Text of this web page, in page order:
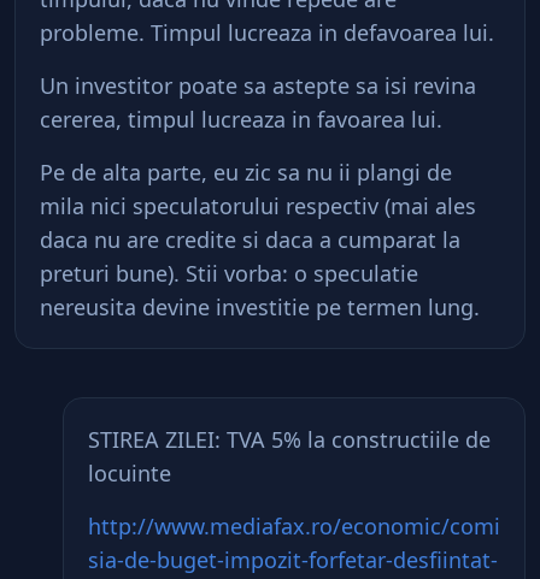
probleme. Timpul lucreaza in defavoarea lui.
Un investitor poate sa astepte sa isi revina
cererea, timpul lucreaza in favoarea lui.
Pe de alta parte, eu zic sa nu ii plangi de
mila nici speculatorului respectiv (mai ales
daca nu are credite si daca a cumparat la
preturi bune). Stii vorba: o speculatie
nereusita devine investitie pe termen lung.
STIREA ZILEI: TVA 5% la constructiile de
locuinte
http://www.mediafax.ro/economic/comi
sia-de-buget-impozit-forfetar-desfiintat-